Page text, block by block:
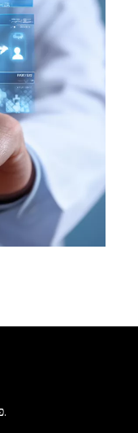
HKeyBio הוא CRO פרה-קליני המבוסס על סין, ממוקד עולמי, המוקדש אך ורק לתחומי מחלות אוטואימוניות ואלרגיות.